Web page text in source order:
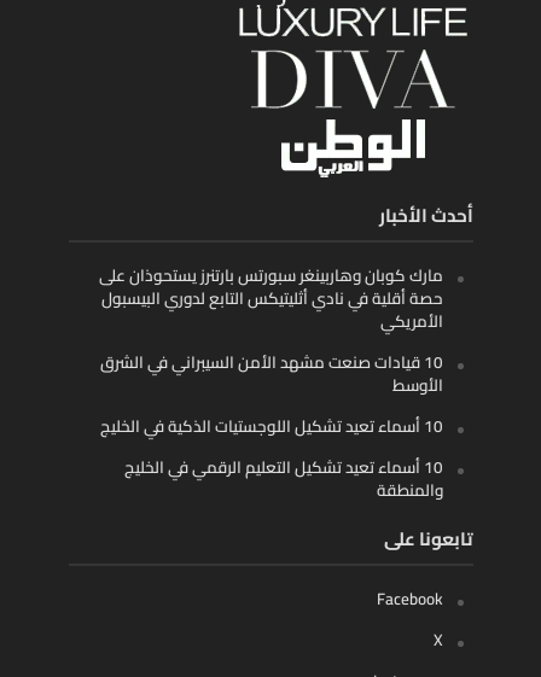
أحدث الأخبار
مارك كوبان وهاربينغر سبورتس بارتنرز يستحوذان على
حصة أقلية في نادي أثليتيكس التابع لدوري البيسبول
الأمريكي
10 قيادات صنعت مشهد الأمن السيبراني في الشرق
الأوسط
10 أسماء تعيد تشكيل اللوجستيات الذكية في الخليج
10 أسماء تعيد تشكيل التعليم الرقمي في الخليج
والمنطقة
تابعونا على
Facebook
X